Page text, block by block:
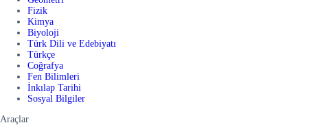
Fizik
Kimya
Biyoloji
Türk Dili ve Edebiyatı
Türkçe
Coğrafya
Fen Bilimleri
İnkılap Tarihi
Sosyal Bilgiler
Araçlar